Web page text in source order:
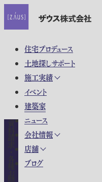
住宅プロデュース
土地探しサポート
施工実績
イベント
建築家
ニュース
会社情報
店舗
ブログ